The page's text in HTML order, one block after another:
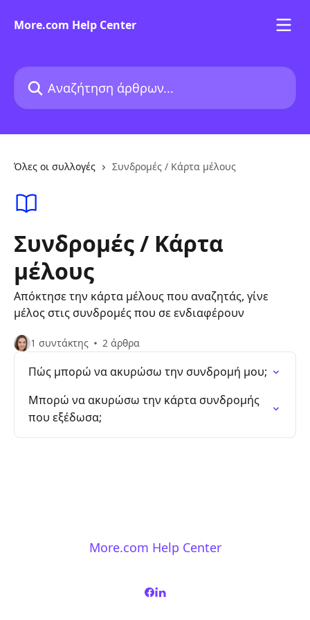
More.com Help Center
Αναζήτηση άρθρων...
Όλες οι συλλογές Συνδρομές / Κάρτα μέλους
Συνδρομές / Κάρτα
μέλους
Απόκτησε την κάρτα μέλους που αναζητάς, γίνε
μέλος στις συνδρομές που σε ενδιαφέρουν
1 συντάκτης 2 άρθρα
Πώς μπορώ να ακυρώσω την συνδρομή μου;
Μπορώ να ακυρώσω την κάρτα συνδρομής
που εξέδωσα;
More.com Help Center